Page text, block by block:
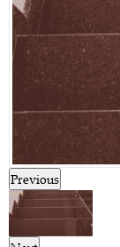
Previous